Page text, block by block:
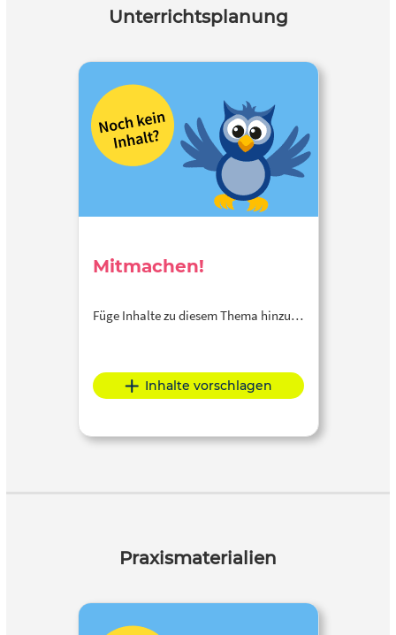
Unterrichtsplanung
Mitmachen!
Füge Inhalte zu diesem Thema hinzu…
Inhalte vorschlagen
Praxismaterialien